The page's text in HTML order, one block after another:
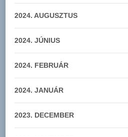
2024. AUGUSZTUS
2024. JÚNIUS
2024. FEBRUÁR
2024. JANUÁR
2023. DECEMBER